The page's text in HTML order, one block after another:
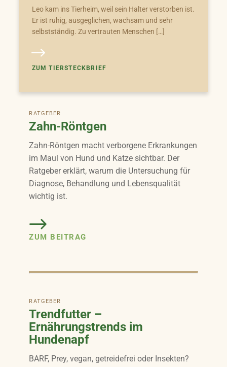
Leo kam ins Tierheim, weil sein Halter verstorben ist.
Er ist ruhig, ausgeglichen, wachsam und sehr
selbstständig. Zu vertrauten Menschen […]
ZUM TIERSTECKBRIEF
RATGEBER
Zahn-Röntgen
Zahn-Röntgen macht verborgene Erkrankungen
im Maul von Hund und Katze sichtbar. Der
Ratgeber erklärt, warum die Untersuchung für
Diagnose, Behandlung und Lebensqualität
wichtig ist.
ZUM BEITRAG
RATGEBER
Trendfutter –
Ernährungstrends im
Hundenapf
BARF, Prey, vegan, getreidefrei oder Insekten?